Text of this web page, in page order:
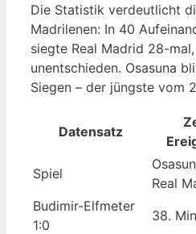
Die Statistik verdeutlicht
Madrilenen: In 40
siegte Real Madrid 28-
unentschieden. Osasuna
Siegen – der jüngste vom
Datensatz
Spiel
Real
Budimir-Elfmeter
1:0
38.